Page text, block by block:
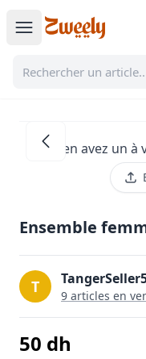
Vous en avez un à
Ensemble
T 9 articles en
50 dh